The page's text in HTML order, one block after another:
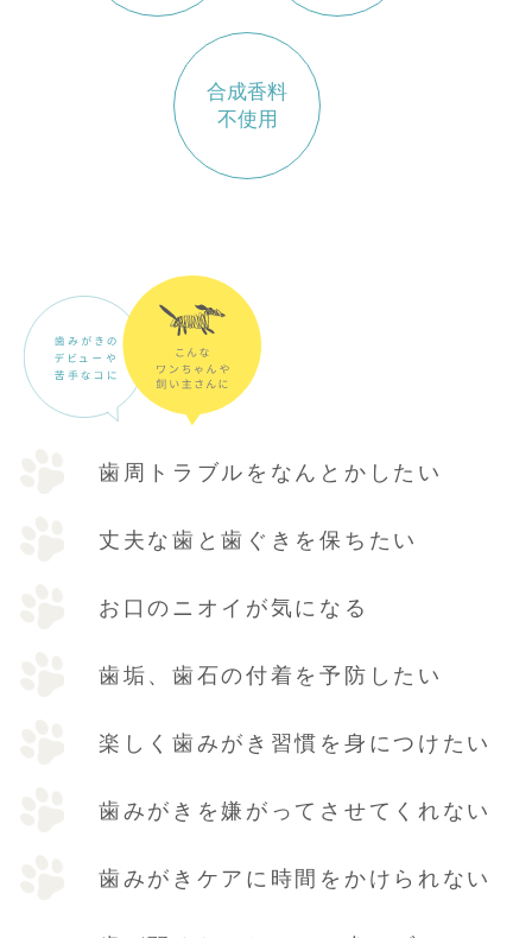
合成香料
不使用
歯周トラブルをなんとかしたい
丈夫な歯と歯ぐきを保ちたい
お口のニオイが気になる
歯垢、歯石の付着を予防したい
楽しく歯みがき習慣を身につけたい
歯みがきを嫌がってさせてくれない
歯みがきケアに時間をかけられない